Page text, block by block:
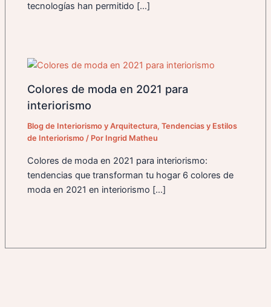
tecnologías han permitido […]
Colores de moda en 2021 para
interiorismo
Blog de Interiorismo y Arquitectura,Tendencias y Estilos
de Interiorismo / Por Ingrid Matheu
Colores de moda en 2021 para interiorismo:
tendencias que transforman tu hogar 6 colores de
moda en 2021 en interiorismo […]